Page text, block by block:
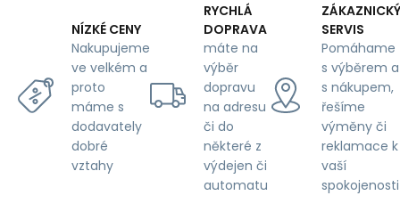
NÍZKÉ CENY
Nakupujeme
ve velkém a
proto
máme s
dodavately
dobré
vztahy
RYCHLÁ
DOPRAVA
máte na
výběr
dopravu
na adresu
či do
některé z
výdejen či
automatu
ZÁKAZNICKÝ
SERVIS
Pomáhame
s výběrem a
s nákupem,
řešíme
výměny či
reklamace k
vaší
spokojenosti